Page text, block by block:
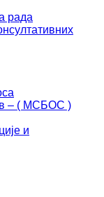
рада
– ( МСБОС )
и